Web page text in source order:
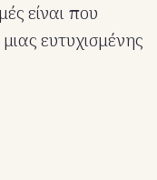
είναι που
ευτυχισμένης